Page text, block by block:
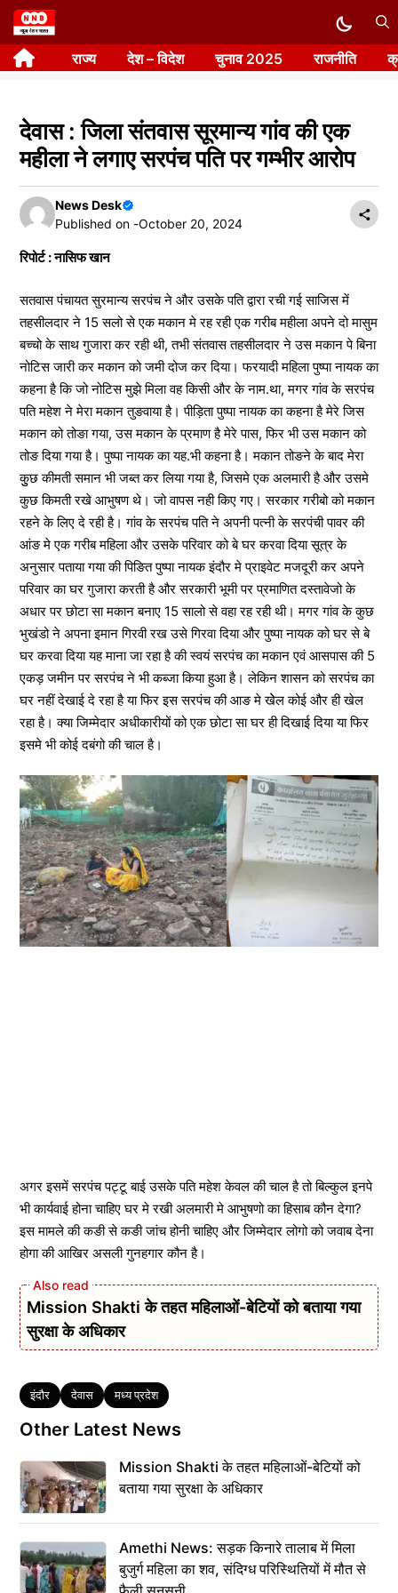
Skip
to
content राज्य देश – विदेश चुनाव 2025 राजनीति
देवास : जिला संतवास सूरमान्य गांव की एक
महीला ने लगाए सरपंच पति पर गम्भीर आरोप
News Desk
Published on -October 20, 2024
रिपोर्ट : नासिफ खान
सतवास पंचायत सुरमान्य सरपंच ने और उसके पति द्वारा रची गई साजिस में
तहसीलदार ने 15 सलो से एक मकान मे रह रही एक गरीब महीला अपने दो मासुम
बच्चो के साथ गुजारा कर रही थी, तभी संतवास तहसीलदार ने उस मकान पे बिना
नोटिस जारी कर मकान को जमी दोज कर दिया। फरयादी महिला पुष्पा नायक का
कहना है कि जो नोटिस मुझे मिला वह किसी और के नाम.था, मगर गांव के सरपंच
पति महेश ने मेरा मकान तुङवाया है। पीड़िता पुष्पा नायक का कहना है मेरे जिस
मकान को तोङा गया, उस मकान के प्रमाण है मेरे पास, फिर भी उस मकान को
तोङ दिया गया है। पुष्पा नायक का यह.भी कहना है। मकान तोङने के बाद मेरा
कुुछ कीमती समान भी जब्त कर लिया गया है, जिसमे एक अलमारी है और उसमे
कुछ किमती रखे आभुषण थे। जो वापस नही किए गए। सरकार गरीबो को मकान
रहने के लिए दे रही है। गांव के सरपंच पति ने अपनी पत्नी के सरपंची पावर की
आंङ मे एक गरीब महिला और उसके परिवार को बे घर करवा दिया सूत्र के
अनुसार पताया गया की पिङित पुष्पा नायक इंदौर मे प्राइवेट मजदूरी कर अपने
परिवार का घर गुजारा करती है और सरकारी भूमी पर प्रमाणित दस्तावेजो के
अधार पर छोटा सा मकान बनाए 15 सालो से वहा रह रही थी। मगर गांव के कुछ
भुखंडो ने अपना इमान गिरवी रख उसे गिरवा दिया और पुष्पा नायक को घर से बे
घर करवा दिया यह माना जा रहा है की स्वयं सरपंच का मकान एवं आसपास की 5
एकड़ जमीन पर सरपंच ने भी कब्जा किया हुआ है। लेकिन शासन को सरपंच का
घर नहीं देखाई दे रहा है या फिर इस सरपंच की आङ मे खेेल कोई और ही खेल
रहा है। क्या जिम्मेदार अधीकारीयों को एक छोटा सा घर ही दिखाई दिया या फिर
इसमे भी कोई दबंगो की चाल है।
अगर इसमें सरपंच पट्टू बाई उसके पति महेश केवल की चाल है तो बिल्कुल इनपे
भी कार्यवाई होना चाहिए घर मे रखी अलमारी मे आभुषणो का हिसाब कौन देगा?
इस मामले की कङी से कङी जांच होनी चाहिए और जिम्मेदार लोगो को जवाब देना
होगा की आखिर असली गुनहगार कौन है।
Mission Shakti के तहत महिलाओं-बेटियों को बताया गया
सुरक्षा के अधिकार
Tags
इंदौर देवास मध्य प्रदेश
Other Latest News
Mission Shakti के तहत महिलाओं-बेटियों को
बताया गया सुरक्षा के अधिकार
Amethi News: सड़क किनारे तालाब में मिला
बुजुर्ग महिला का शव, संदिग्ध परिस्थितियों में मौत से